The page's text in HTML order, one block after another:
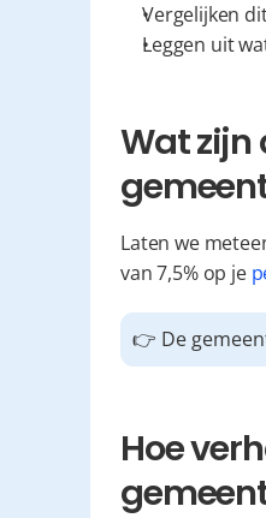
Vergelijken
Leggen uit
Wat zijn
Laten we
van 7,5% op je
👉 De
Hoe